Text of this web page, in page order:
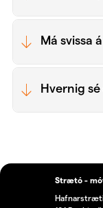
Má svissa
Hvernig
Strætó -